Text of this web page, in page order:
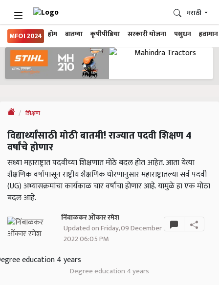
MFOI 2024 होम बातम्या कृषीपीडिया सरकारी योजना पशुधन हवामान
मराठी
शिक्षण
विद्यार्थ्यांसाठी मोठी बातमी! राज्यात पदवी शिक्षण 4
वर्षांचे होणार
सध्या महाराष्ट्रात पदवीच्या शिक्षणात मोठे बदल होत आहेत. आता येत्या
शैक्षणिक वर्षापासून राष्ट्रीय शैक्षणिक धोरणानुसार महाराष्ट्रातल्या सर्व पदवी
(UG) अभ्यासक्रमांचा कार्यकाळ चार वर्षांचा होणार आहे. यामुळे हा एक मोठा
बदल आहे.
निंबाळकर ओंकार रमेश
Updated on Friday, 09 December
2022 06:05 PM
Degree education 4 years